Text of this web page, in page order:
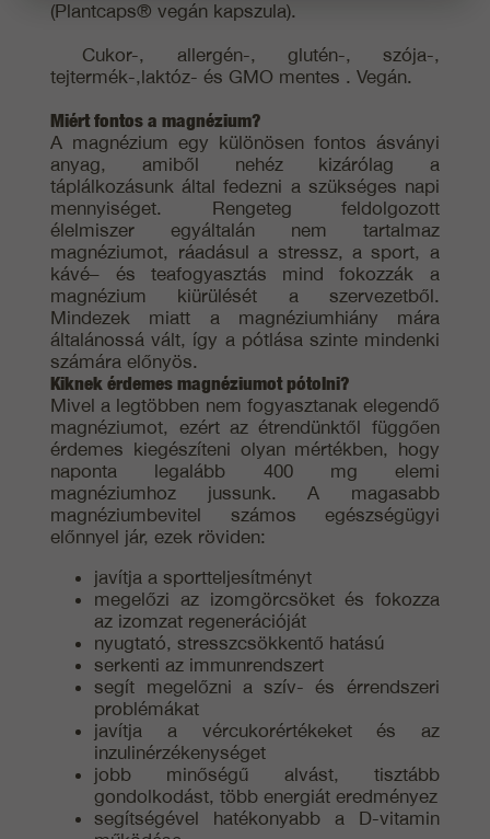
(Plantcaps® vegán kapszula).
Cukor-, allergén-, glutén-, szója-,
tejtermék-,laktóz- és GMO mentes . Vegán.
Miért fontos a magnézium?
A magnézium egy különösen fontos ásványi
anyag, amiből nehéz kizárólag a
táplálkozásunk által fedezni a szükséges napi
mennyiséget. Rengeteg feldolgozott
élelmiszer egyáltalán nem tartalmaz
magnéziumot, ráadásul a stressz, a sport, a
kávé– és teafogyasztás mind fokozzák a
magnézium kiürülését a szervezetből.
Mindezek miatt a magnéziumhiány mára
általánossá vált, így a pótlása szinte mindenki
számára előnyös.
Kiknek érdemes magnéziumot pótolni?
Mivel a legtöbben nem fogyasztanak elegendő
magnéziumot, ezért az étrendünktől függően
érdemes kiegészíteni olyan mértékben, hogy
naponta legalább 400 mg elemi
magnéziumhoz jussunk. A magasabb
magnéziumbevitel számos egészségügyi
előnnyel jár, ezek röviden:
javítja a sportteljesítményt
megelőzi az izomgörcsöket és fokozza
az izomzat regenerációját
nyugtató, stresszcsökkentő hatású
serkenti az immunrendszert
segít megelőzni a szív- és érrendszeri
problémákat
javítja a vércukorértékeket és az
inzulinérzékenységet
jobb minőségű alvást, tisztább
gondolkodást, több energiát eredményez
segítségével hatékonyabb a D-vitamin